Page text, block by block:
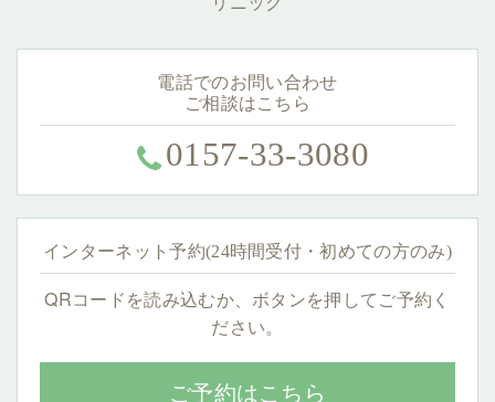
電話でのお問い合わせ
ご相談はこちら
0157-33-3080
インターネット予約(24時間受付・初めての方のみ)
QRコードを読み込むか、ボタンを押してご予約く
ださい。
ご予約はこちら